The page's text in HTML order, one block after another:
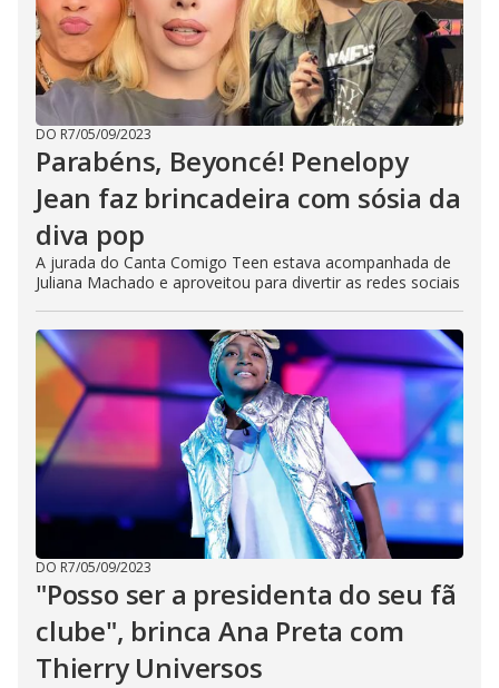
DO R7/05/09/2023
Parabéns, Beyoncé! Penelopy
Jean faz brincadeira com sósia da
diva pop
A jurada do Canta Comigo Teen estava acompanhada de
Juliana Machado e aproveitou para divertir as redes sociais
DO R7/05/09/2023
"Posso ser a presidenta do seu fã
clube", brinca Ana Preta com
Thierry Universos